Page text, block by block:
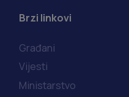
Brzi linkovi
Građani
Vijesti
Ministarstvo